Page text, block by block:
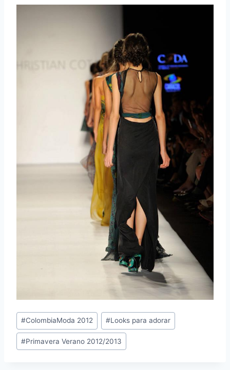
Post
Tags:
#ColombiaModa 2012 #Looks para adorar
#Primavera Verano 2012/2013